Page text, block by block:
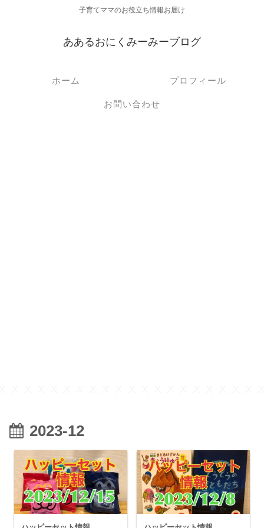
子育てママのお役立ち情報お届け
ああるおにくみーみーブログ
ホーム プロフィール
お問い合わせ
2023-12